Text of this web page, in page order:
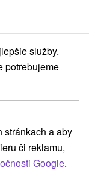
(846)
Kempy(12)
služby.
potrebujeme
stránkach a aby
či reklamu,
Google.